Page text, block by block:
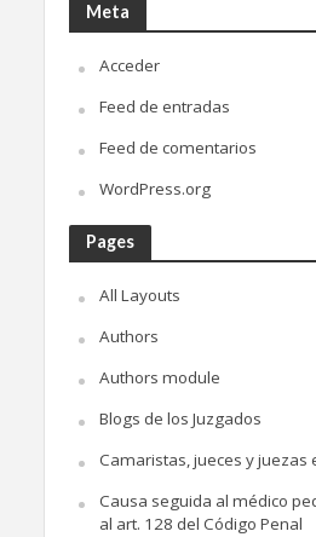
Meta
Acceder
Feed de entradas
Feed de comentarios
WordPress.org
Pages
All Layouts
Authors
Authors module
Blogs de los Juzgados
Camaristas, jueces y juezas
Causa seguida al médico
al art. 128 del Código Penal